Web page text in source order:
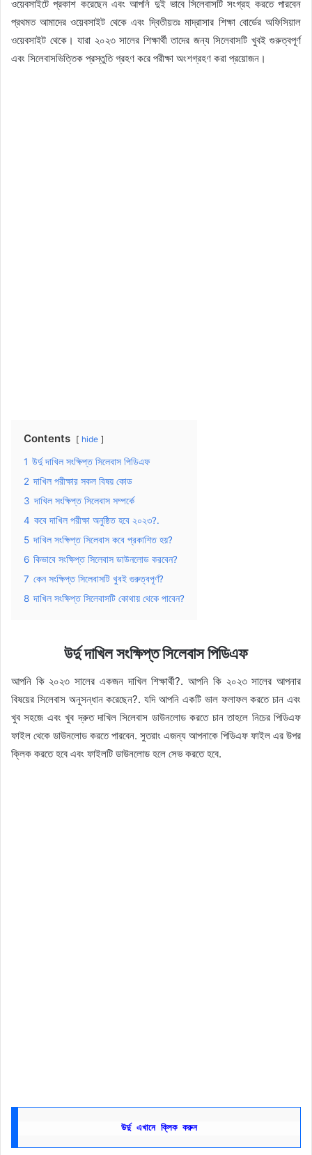
ওয়েবসাইটে প্রকাশ করেছেন এবং আপনি দুই ভাবে সিলেবাসটি সংগ্রহ করতে পারবেন
প্রথমত আমাদের ওয়েবসাইট থেকে এবং দ্বিতীয়তঃ মাদ্রাসার শিক্ষা বোর্ডের অফিসিয়াল
ওয়েবসাইট থেকে। যারা ২০২৩ সালের শিক্ষার্থী তাদের জন্য সিলেবাসটি খুবই গুরুত্বপূর্ণ
এবং সিলেবাসভিত্তিক প্রস্তুতি গ্রহণ করে পরীক্ষা অংশগ্রহণ করা প্রয়োজন।
Contents hide
1 উর্দু দাখিল সংক্ষিপ্ত সিলেবাস পিডিএফ
2 দাখিল পরীক্ষার সকল বিষয় কোড
3 দাখিল সংক্ষিপ্ত সিলেবাস সম্পর্কে
4 কবে দাখিল পরীক্ষা অনুষ্ঠিত হবে ২০২৩?.
5 দাখিল সংক্ষিপ্ত সিলেবাস কবে প্রকাশিত হয়?
6 কিভাবে সংক্ষিপ্ত সিলেবাস ডাউনলোড করবেন?
7 কেন সংক্ষিপ্ত সিলেবাসটি খুবই গুরুত্বপূর্ণ?
8 দাখিল সংক্ষিপ্ত সিলেবাসটি কোথায় থেকে পাবেন?
উর্দু দাখিল সংক্ষিপ্ত সিলেবাস পিডিএফ
আপনি কি ২০২৩ সালের একজন দাখিল শিক্ষার্থী?. আপনি কি ২০২৩ সালের আপনার
বিষয়ের সিলেবাস অনুসন্ধান করেছেন?. যদি আপনি একটি ভাল ফলাফল করতে চান এবং
খুব সহজে এবং খুব দ্রুত দাখিল সিলেবাস ডাউনলোড করতে চান তাহলে নিচের পিডিএফ
ফাইল থেকে ডাউনলোড করতে পারবেন. সুতরাং এজন্য আপনাকে পিডিএফ ফাইল এর উপর
ক্লিক করতে হবে এবং ফাইলটি ডাউনলোড হলে সেভ করতে হবে.
উর্দু এখানে ক্লিক করুন